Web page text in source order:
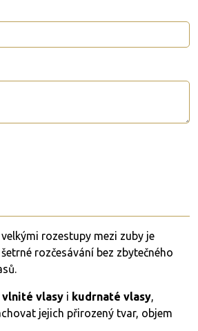
rozestupy mezi zuby je
rozčesávání bez zbytečného
vlnité vlasy i kudrnaté vlasy,
jejich přirozený tvar, objem